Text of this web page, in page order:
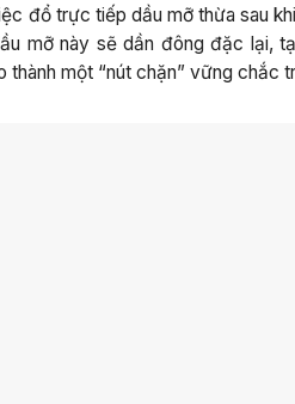
đổ trực tiếp dầu mỡ thừa sau
mỡ này sẽ dần đông đặc lại,
một “nút chặn” vững chắc